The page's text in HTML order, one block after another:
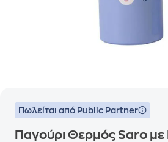
Πωλείται από Public Partner
Παγούρι Θερμός Saro με